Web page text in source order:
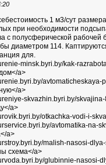
1 м3/сут
при необходимости
с полусферической
диаметром 114.
для.
minsk.byri.by/kak-
a>
a>
skvazhin.byri.by/
a>
otkachka-vodi-i-
avtomatika-na-
a>
malish-nasosi-
схема</a>
glubinnie-nasosi-